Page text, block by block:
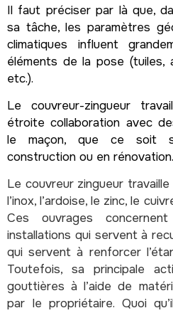
Il faut préciser par là que,
sa tâche, les paramètres
climatiques influent
éléments de la pose (tuiles,
etc.).
Le couvreur-zingueur
étroite collaboration avec
le maçon, que ce soit
construction ou en rénovation.
Le couvreur zingueur
l’inox, l’ardoise, le zinc, le
Ces ouvrages
installations qui servent à
qui servent à renforcer
Toutefois, sa principale
gouttières à l’aide de
par le propriétaire. Quoi